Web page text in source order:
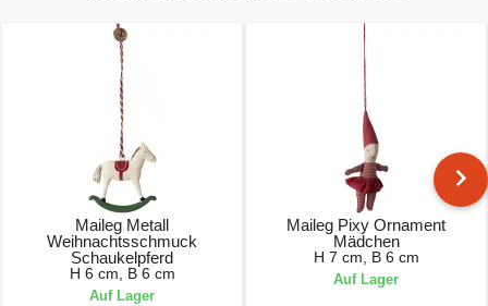
Maileg Metall
Weihnachtsschmuck
Schaukelpferd
H 6 cm, B 6 cm
Auf Lager
Maileg Pixy Ornament
Mädchen
H 7 cm, B 6 cm
Auf Lager